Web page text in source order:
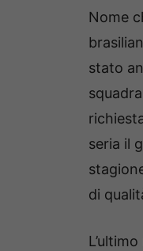
Nome
stato
seria il
di